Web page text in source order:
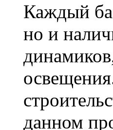
Каждый
но и
данном